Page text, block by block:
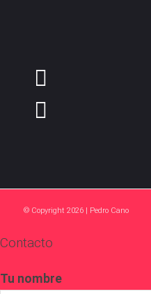
© Copyright 2026 | Pedro Cano
Contacto
Tu nombre